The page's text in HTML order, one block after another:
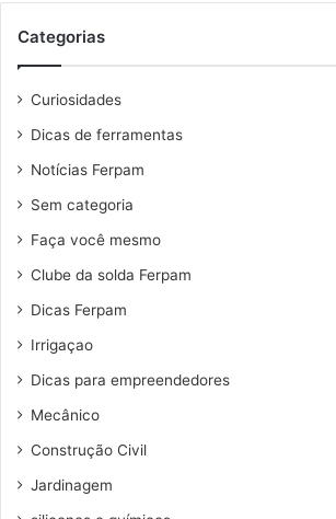
Categorias
Curiosidades
Dicas de ferramentas
Notícias Ferpam
Sem categoria
Faça você mesmo
Clube da solda Ferpam
Dicas Ferpam
Irrigaçao
Dicas para empreendedores
Mecânico
Construção Civil
Jardinagem